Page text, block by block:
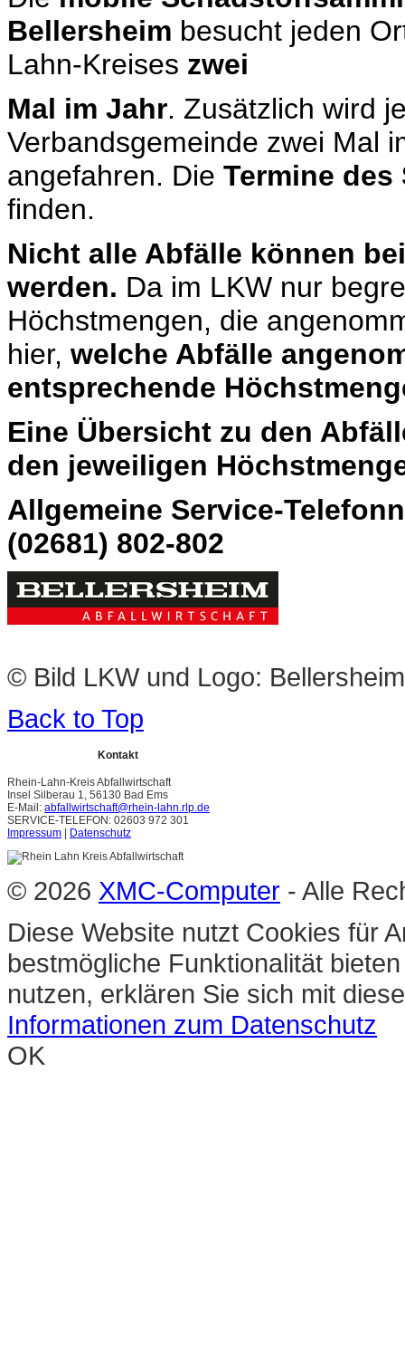
Bellersheim besucht jeden
Lahn-Kreises zwei
Mal im Jahr. Zusätzlich wird
Verbandsgemeinde zwei Mal
angefahren. Die Termine
finden.
Nicht alle Abfälle können
werden. Da im LKW nur
Höchstmengen, die
hier, welche Abfälle
entsprechende
Eine Übersicht zu den
den jeweiligen
Allgemeine Service-
(02681) 802-802
© Bild LKW und Logo:
Back to Top
Kontakt
Rhein-Lahn-Kreis Abfallwirtschaft
Insel Silberau 1, 56130 Bad Ems
E-Mail: abfallwirtschaft@rhein-lahn.rlp.de
SERVICE-TELEFON: 02603 972 301
Impressum | Datenschutz
© 2026 XMC-Computer - Alle
Diese Website nutzt Cookies für
bestmögliche Funktionalität
nutzen, erklären Sie sich mit
Informationen zum Datenschutz
OK